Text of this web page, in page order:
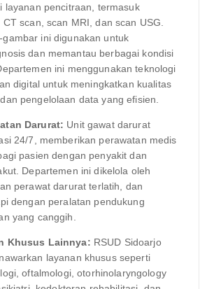
layanan pencitraan, termasuk
CT scan, scan MRI, dan scan USG.
gambar ini digunakan untuk
dan memantau berbagai kondisi
ini menggunakan teknologi
digital untuk meningkatkan kualitas
pengelolaan data yang efisien.
Darurat: Unit gawat darurat
24/7, memberikan perawatan medis
pasien dengan penyakit dan
Departemen ini dikelola oleh
perawat darurat terlatih, dan
dengan peralatan pendukung
yang canggih.
Khusus Lainnya: RSUD Sidoarjo
layanan khusus seperti
oftalmologi, otorhinolaryngology